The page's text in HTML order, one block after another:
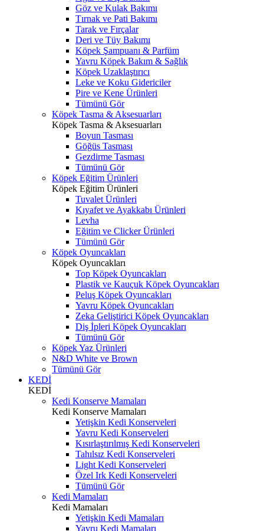
Göz ve Kulak Bakımı
Tırnak ve Pati Bakımı
Tarak ve Fırçalar
Deri ve Tüy Bakımı
Köpek Şampuanı & Parfüm
Yavru Köpek Bakım & Sağlık
Köpek Uzaklaştırıcı
Leke ve Koku Gidericiler
Pire ve Kene Ürünleri
Tümünü Gör
Köpek Tasma & Aksesuarları
Köpek Tasma & Aksesuarları
Boyun Tasması
Göğüs Tasması
Gezdirme Tasması
Tümünü Gör
Köpek Eğitim Ürünleri
Köpek Eğitim Ürünleri
Tuvalet Ürünleri
Kıyafet ve Ayakkabı Ürünleri
Levha
Eğitim ve Clicker Ürünleri
Tümünü Gör
Köpek Oyuncakları
Köpek Oyuncakları
Top Köpek Oyuncakları
Plastik ve Kauçuk Köpek Oyuncakları
Peluş Köpek Oyuncakları
Yavru Köpek Oyuncakları
Zeka Geliştirici Köpek Oyuncakları
Diş İpleri Köpek Oyuncakları
Tümünü Gör
Köpek Yaz Ürünleri
N&D White ve Brown
Tümünü Gör
KEDİ
KEDİ
Kedi Konserve Mamaları
Kedi Konserve Mamaları
Yetişkin Kedi Konserveleri
Yavru Kedi Konserveleri
Kısırlaştırılmış Kedi Konserveleri
Tahılsız Kedi Konserveleri
Light Kedi Konserveleri
Özel Irk Kedi Konserveleri
Tümünü Gör
Kedi Mamaları
Kedi Mamaları
Yetişkin Kedi Mamaları
Yavru Kedi Mamaları